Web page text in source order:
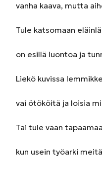
vanha kaava, mutta
Tule katsomaan
on esillä luontoa ja
Liekö kuvissa
vai ötököitä ja loisia
Tai tule vaan
kun usein työarki